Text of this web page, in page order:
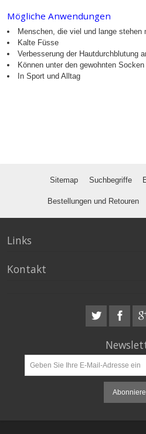
Mögliche Anwendungen
Menschen, die viel und lange stehen
Kalte Füsse
Verbesserung der Hautdurchblutung
Können unter den gewohnten
In Sport und Alltag
Sitemap Suchbegriffe
Bestellungen und Retouren
Links
Kontakt